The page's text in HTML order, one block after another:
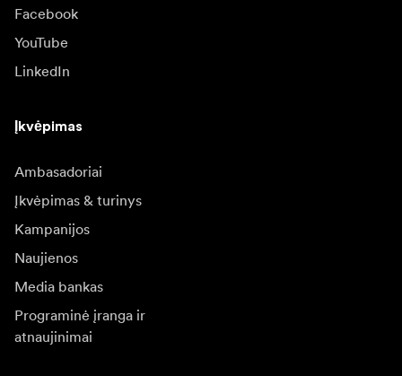
Facebook
YouTube
LinkedIn
Įkvėpimas
Ambasadoriai
Įkvėpimas & turinys
Kampanijos
Naujienos
Media bankas
Programinė įranga ir
atnaujinimai